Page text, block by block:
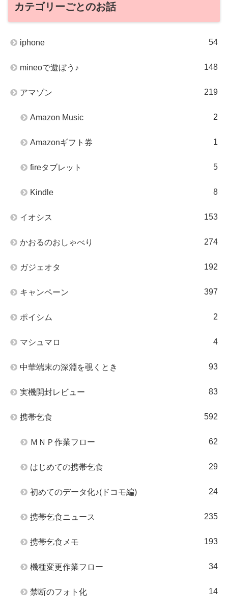
カテゴリーごとのお話
iphone 54
mineoで遊ぼう♪ 148
アマゾン 219
Amazon Music 2
Amazonギフト券 1
fireタブレット 5
Kindle 8
イオシス 153
かおるのおしゃべり 274
ガジェオタ 192
キャンペーン 397
ポイシム 2
マシュマロ 4
中華端末の深淵を覗くとき 93
実機開封レビュー 83
携帯乞食 592
ＭＮＰ作業フロー 62
はじめての携帯乞食 29
初めてのデータ化♪(ドコモ編) 24
携帯乞食ニュース 235
携帯乞食メモ 193
機種変更作業フロー 34
禁断のフォト化 14